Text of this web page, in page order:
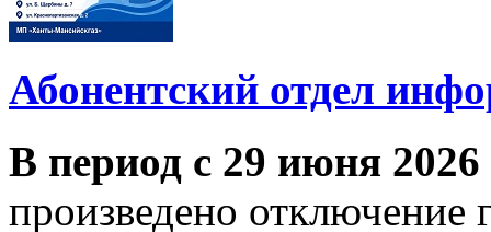
Абонентский отдел
В период с 29 июня
произведено отключение